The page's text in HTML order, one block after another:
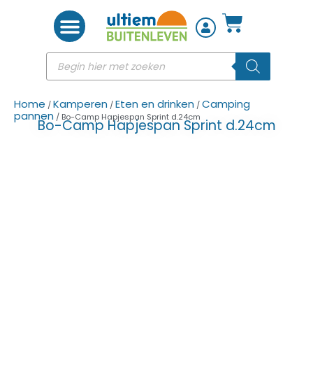
Home /Kamperen /Eten en drinken /Camping
pannen / Bo-Camp Hapjespan Sprint d.24cm
Bo-Camp Hapjespan Sprint d.24cm